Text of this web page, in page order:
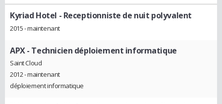
Kyriad Hotel - Receptionniste de nuit polyvalent
2015 - maintenant
APX- Technicien déploiement informatique
Saint Cloud
2012 - maintenant
déploiement informatique